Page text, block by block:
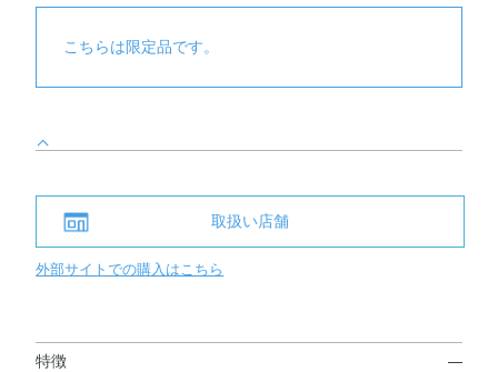
こちらは限定品です。
取扱い店舗
外部サイトでの購入はこちら
特徴